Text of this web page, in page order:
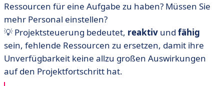
Ressourcen für eine Aufgabe zu haben? Müssen Sie
mehr Personal einstellen?
💡 Projektsteuerung bedeutet, reaktiv und fähig
sein, fehlende Ressourcen zu ersetzen, damit ihre
Unverfügbarkeit keine allzu großen Auswirkungen
auf den Projektfortschritt hat.